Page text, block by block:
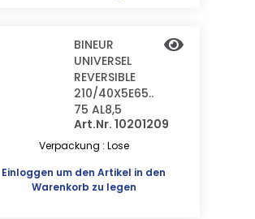
BINEUR
UNIVERSEL
REVERSIBLE
210/40X5E65..
75 AL8,5
Art.Nr. 10201209
Verpackung : Lose
Einloggen um den Artikel in den
Warenkorb zu legen